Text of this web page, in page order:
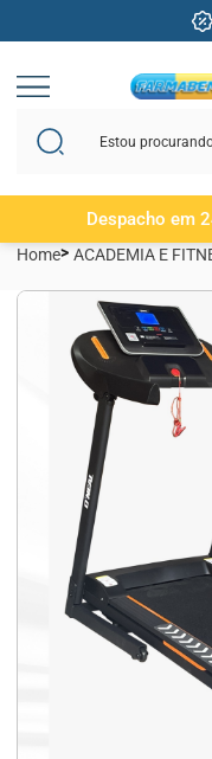
Despacho em
Home ACADEMIA E